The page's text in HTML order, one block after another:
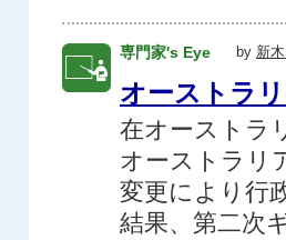
専門家's Eye by 新
オーストラ
在オーストラ
オーストラリ
変更により行
結果、第二次